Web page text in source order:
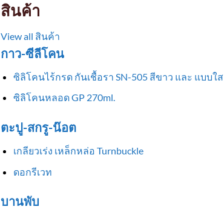
สินค้า
View all สินค้า
กาว-ซีลีโคน
ซิลิโคนไร้กรด กันเชื้อรา SN-505 สีขาว และ แบบใส
ซิลิโคนหลอด GP 270ml.
ตะปู-สกรู-น๊อต
เกลียวเร่ง เหล็กหล่อ Turnbuckle
ดอกรีเวท
บานพับ